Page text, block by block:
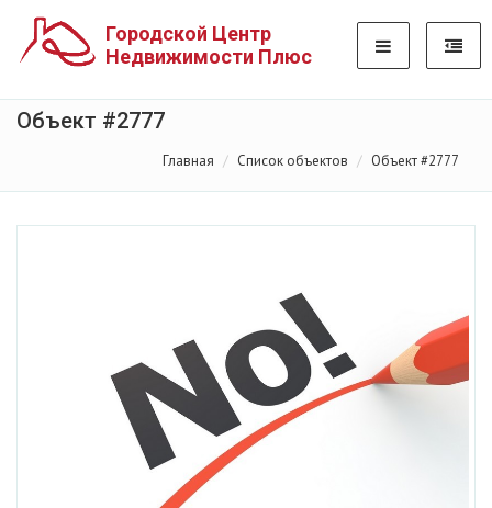
Городской Центр
Недвижимости Плюс
Объект #2777
Главная Список объектов Объект #2777